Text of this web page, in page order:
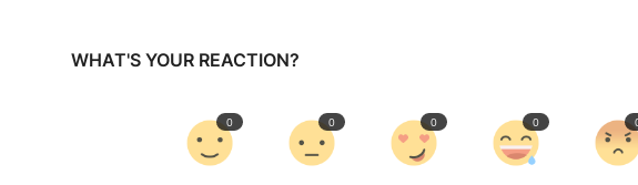
WHAT'S YOUR REACTION?
0 0 0 0